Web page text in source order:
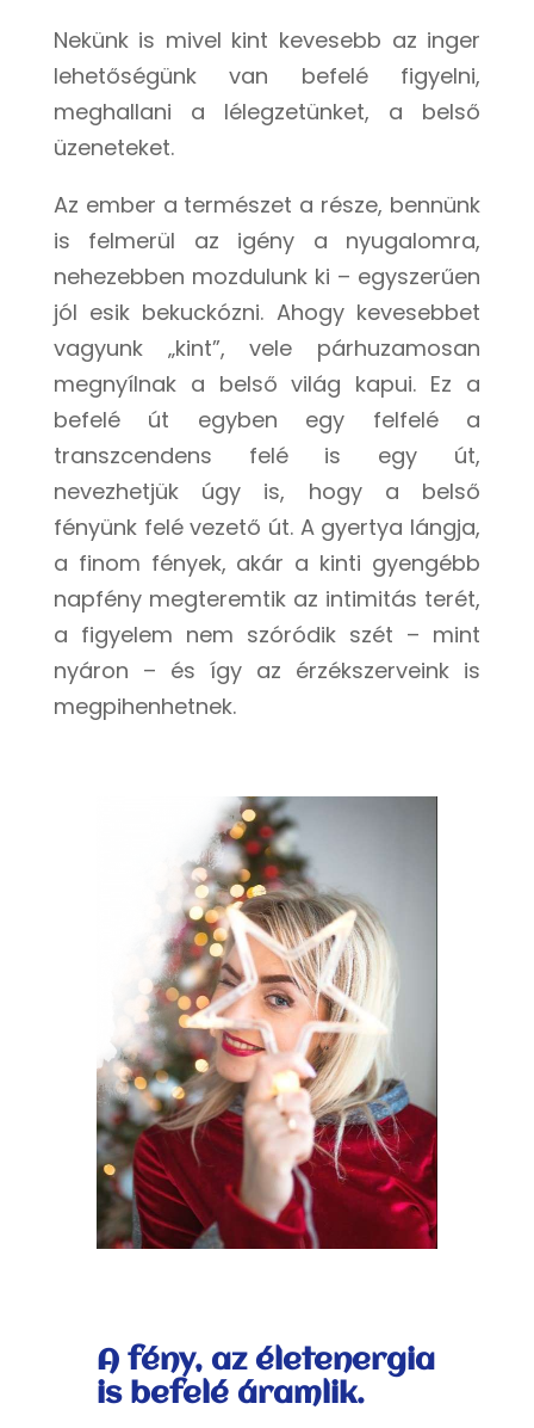
Nekünk is mivel kint kevesebb az inger
lehetőségünk van befelé figyelni,
meghallani a lélegzetünket, a belső
üzeneteket.
Az ember a természet a része, bennünk
is felmerül az igény a nyugalomra,
nehezebben mozdulunk ki – egyszerűen
jól esik bekuckózni. Ahogy kevesebbet
vagyunk „kint”, vele párhuzamosan
megnyílnak a belső világ kapui. Ez a
befelé út egyben egy felfelé a
transzcendens felé is egy út,
nevezhetjük úgy is, hogy a belső
fényünk felé vezető út. A gyertya lángja,
a finom fények, akár a kinti gyengébb
napfény megteremtik az intimitás terét,
a figyelem nem szóródik szét – mint
nyáron – és így az érzékszerveink is
megpihenhetnek.
A fény, az életenergia
is befelé áramlik.